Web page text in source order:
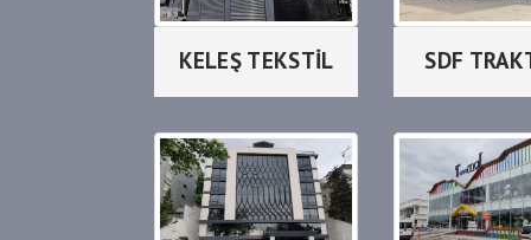
KELEŞ TEKSTİL SDF